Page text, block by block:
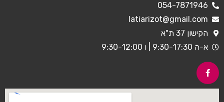
054-7871946
latiarizot@gmail.com
הקישון 37 ת"א
א-ה 9:30-17:30 | ו 9:30-12:00